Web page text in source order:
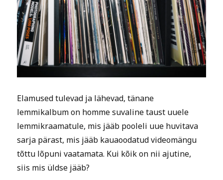
Elamused tulevad ja lähevad, tänane
lemmikalbum on homme suvaline taust uuele
lemmikraamatule, mis jääb pooleli uue huvitava
sarja pärast, mis jääb kauaoodatud videomängu
tõttu lõpuni vaatamata. Kui kõik on nii ajutine,
siis mis üldse jääb?